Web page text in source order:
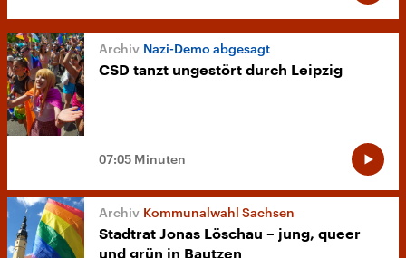
Nazi-Demo abgesagt
CSD tanzt ungestört durch Leipzig
07:05 Minuten
Kommunalwahl Sachsen
Stadtrat Jonas Löschau – jung, queer
und grün in Bautzen